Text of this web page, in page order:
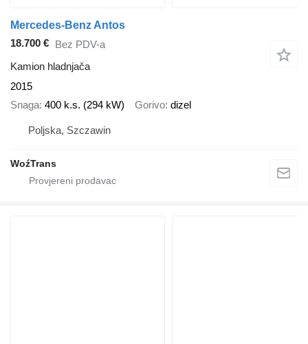
Mercedes-Benz Antos
18.700 € Bez PDV-a
Kamion hladnjača
2015
Snaga 400 k.s. (294 kW) Gorivo dizel
Poljska, Szczawin
WoźTrans